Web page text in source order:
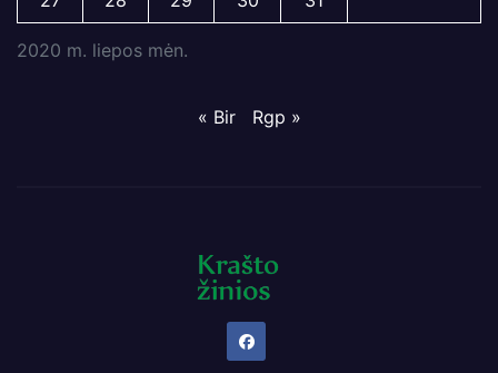
2020 m. liepos mėn.
« Bir Rgp »